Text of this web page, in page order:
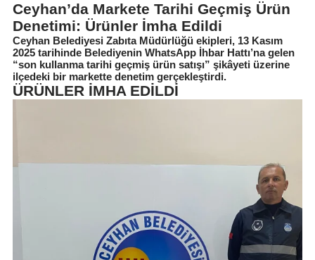
Ceyhan’da Markete Tarihi Geçmiş Ürün
Denetimi: Ürünler İmha Edildi
Ceyhan Belediyesi Zabıta Müdürlüğü ekipleri, 13 Kasım
2025 tarihinde Belediyenin WhatsApp İhbar Hattı’na gelen
“son kullanma tarihi geçmiş ürün satışı” şikâyeti üzerine
ilçedeki bir markette denetim gerçekleştirdi.
ÜRÜNLER İMHA EDİLDİ